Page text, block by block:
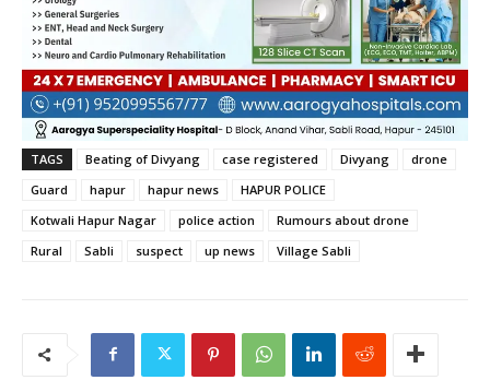
TAGS Beating of Divyang case registered Divyang
drone
Guard
hapur hapur news
HAPUR POLICE
Kotwali Hapur Nagar
police action
Rumours about drone
Rural
Sabli suspect up news Village Sabli